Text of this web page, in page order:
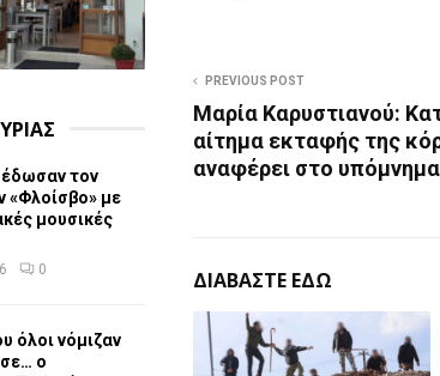
PREVIOUS POST
Μαρία Καρυστιανού:
αίτημα εκταφής της
αναφέρει στο υπόμνημα
ΔΙΑΒΑΣΤΕ ΕΔΩ
έδωσαν τον
«Φλοίσβο» με
μουσικές
0
όλοι νόμιζαν
ο